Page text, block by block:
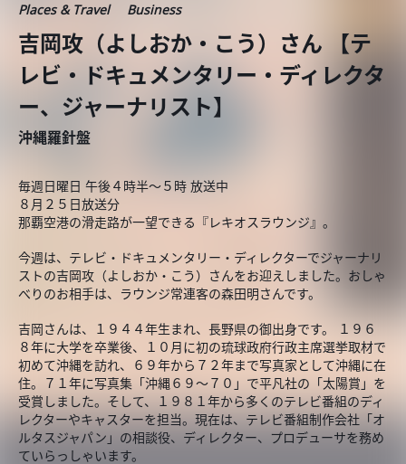
Places & Travel Business
吉岡攻（よしおか・こう）さん 【テ
レビ・ドキュメンタリー・ディレクタ
ー、ジャーナリスト】
沖縄羅針盤
毎週日曜日 午後４時半～５時 放送中
８月２５日放送分
那覇空港の滑走路が一望できる『レキオスラウンジ』。
今週は、テレビ・ドキュメンタリー・ディレクターでジャーナリ
ストの吉岡攻（よしおか・こう）さんをお迎えしました。おしゃ
べりのお相手は、ラウンジ常連客の森田明さんです。
吉岡さんは、１９４４年生まれ、長野県の御出身です。 １９６
８年に大学を卒業後、１０月に初の琉球政府行政主席選挙取材で
初めて沖縄を訪れ、６９年から７２年まで写真家として沖縄に在
住。７１年に写真集「沖縄６９～７０」で平凡社の「太陽賞」を
受賞しました。そして、１９８１年から多くのテレビ番組のディ
レクターやキャスターを担当。現在は、テレビ番組制作会社「オ
ルタスジャパン」の相談役、ディレクター、プロデューサを務め
ていらっしゃいます。